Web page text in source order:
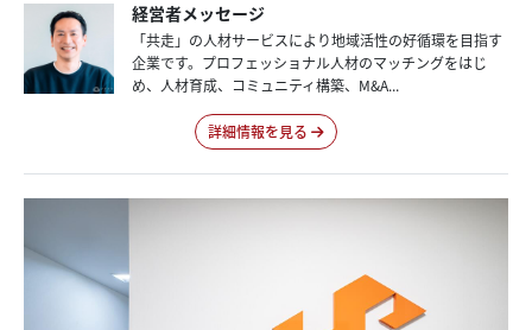
経営者メッセージ
「共走」の人材サービスにより地域活性の好循環を目指す
企業です。プロフェッショナル人材のマッチングをはじ
め、人材育成、コミュニティ構築、M&A...
詳細情報を見る